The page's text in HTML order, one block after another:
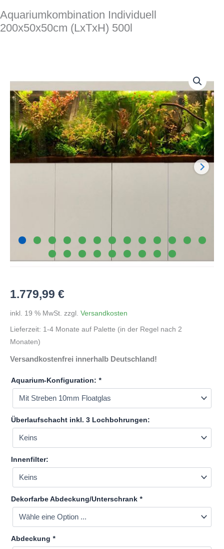
Aquariumkombination Individuell
200x50x50cm (LxTxH) 500l
1.779,99 €
inkl. 19 % MwSt. zzgl. Versandkosten
Lieferzeit: 1-4 Monate auf Palette (in der Regel nach 2
Monaten)
Versandkostenfrei innerhalb Deutschland!
Aquarium-Konfiguration: *
Überlaufschacht inkl. 3 Lochbohrungen:
Innenfilter:
Dekorfarbe Abdeckung/Unterschrank *
Abdeckung *